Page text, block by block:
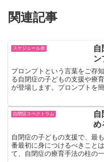
関連記事
スケジュール表
自
ン
プロンプトという言葉をご存
る自閉症の子どもの支援や療
が登場します。プロンプトを
自閉症スペクトラム
自
め
自閉症の子どもの支援で、最
番最初に身につけるべきこと
て、自閉症の療育手法の柱の